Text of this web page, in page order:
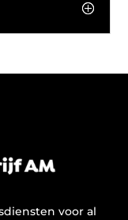
voor al